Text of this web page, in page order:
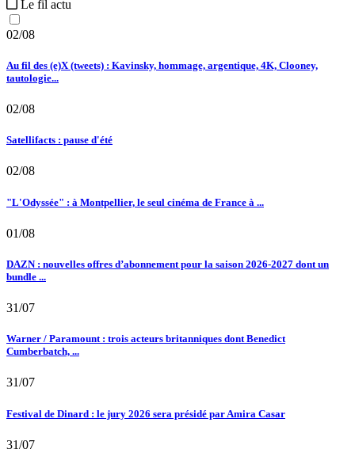
Le fil actu
02/08
Au fil des (e)X (tweets) : Kavinsky, hommage, argentique, 4K, Clooney,
tautologie...
02/08
Satellifacts : pause d'été
02/08
"L'Odyssée" : à Montpellier, le seul cinéma de France à ...
01/08
DAZN : nouvelles offres d’abonnement pour la saison 2026-2027 dont un
bundle ...
31/07
Warner / Paramount : trois acteurs britanniques dont Benedict
Cumberbatch, ...
31/07
Festival de Dinard : le jury 2026 sera présidé par Amira Casar
31/07